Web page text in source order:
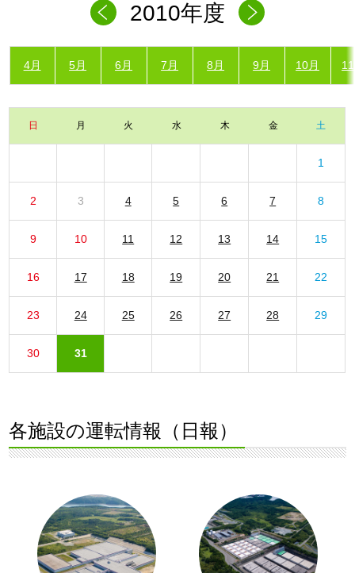
2010年度
4月 5月 6月 7月 8月 9月 10月
日 月 火 水 木 金 土
1
2 3 4 5 6 7 8
9 10 11 12 13 14 15
16 17 18 19 20 21 22
23 24 25 26 27 28 29
30 31
各施設の運転情報（日報）